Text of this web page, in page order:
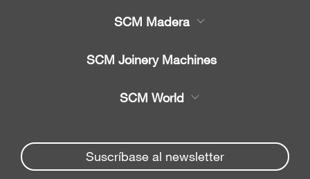
SCM Madera
Recambios
Empresa
SCM Joinery Machines
Canteadoras
Regruesadoras
SCM World
Spare parts service
Suscríbase al newsletter